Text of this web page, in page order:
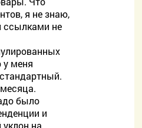
я не знаю,
ссылками не
у меня
было
и
на